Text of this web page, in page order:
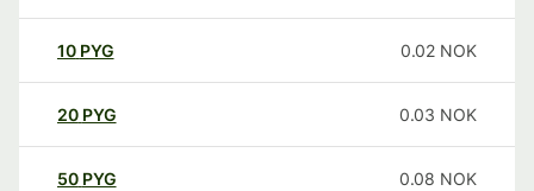
10 PYG 0.02 NOK
20 PYG 0.03 NOK
50 PYG 0.08 NOK